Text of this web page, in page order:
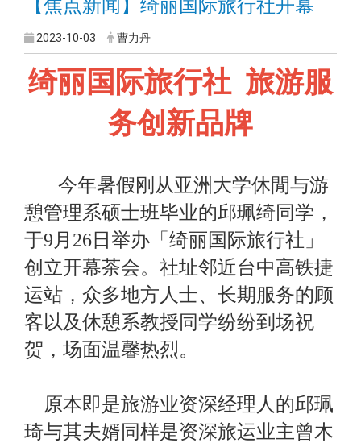
【焦点新闻】绮丽国际旅行社开幕
2023-10-03 曹力丹
绮丽国际旅行社 旅游服
务创新品牌
今年暑假刚从亚洲大学休閒与游
憩管理系硕士班毕业的邱珮绮同学，
于9月26日举办「绮丽国际旅行社」
创立开幕茶会。社址邻近台中高铁捷
运站，众多地方人士、长期服务的顾
客以及休憩系教授同学纷纷到场祝
贺，场面温馨热烈。
原本即是旅游业资深经理人的邱珮
琦与其夫婿同样是资深旅运业主曾木